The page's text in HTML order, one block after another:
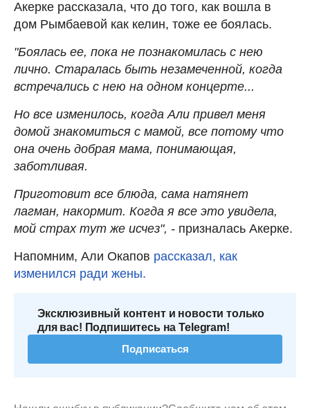
Акерке рассказала, что до того, как вошла в
дом Рымбаевой как келин, тоже ее боялась.
"Боялась ее, пока не познакомилась с нею
лично. Старалась быть незамеченной, когда
встречались с нею на одном концерте...
Но все изменилось, когда Али привел меня
домой знакомиться с мамой, все потому что
она очень добрая мама, понимающая,
заботливая.
Приготовит все блюда, сама натянет
лагман, накормит. Когда я все это увидела,
мой страх тут же исчез", - призналась Акерке.
Напомним, Али Окапов рассказал, как
изменился ради жены.
Эксклюзивный контент и новости только
для вас! Подпишитесь на Telegram!
Подписаться